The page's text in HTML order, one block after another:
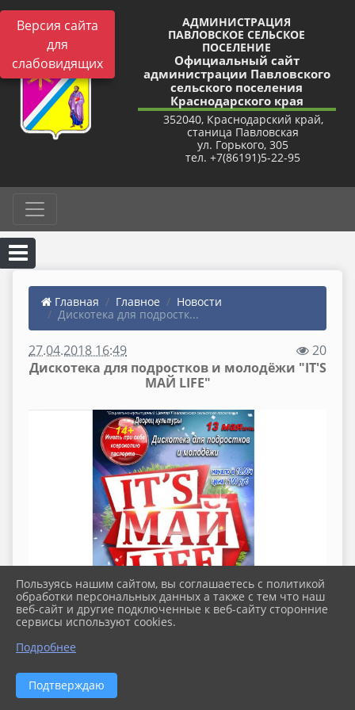
Версия сайта
для
слабовидящих
АДМИНИСТРАЦИЯ
ПАВЛОВСКОЕ СЕЛЬСКОЕ
ПОСЕЛЕНИЕ
Официальный сайт
администрации Павловского
сельского поселения
Краснодарского края
352040, Краснодарский край,
станица Павловская
ул. Горького, 305
тел. +7(86191)5-22-95
Главная Главное
Новости
Дискотека для подростк...
27.04.2018 16:49
20
Дискотека для подростков и молодёжи "IT'S
МАЙ LIFE"
Пользуясь нашим сайтом, вы соглашаетесь с политикой
обработки персональных данных а также с тем что наш
веб-сайт и другие подключенные к веб-сайту сторонние
сервисы используют cookies.
Подробнее
Подтверждаю